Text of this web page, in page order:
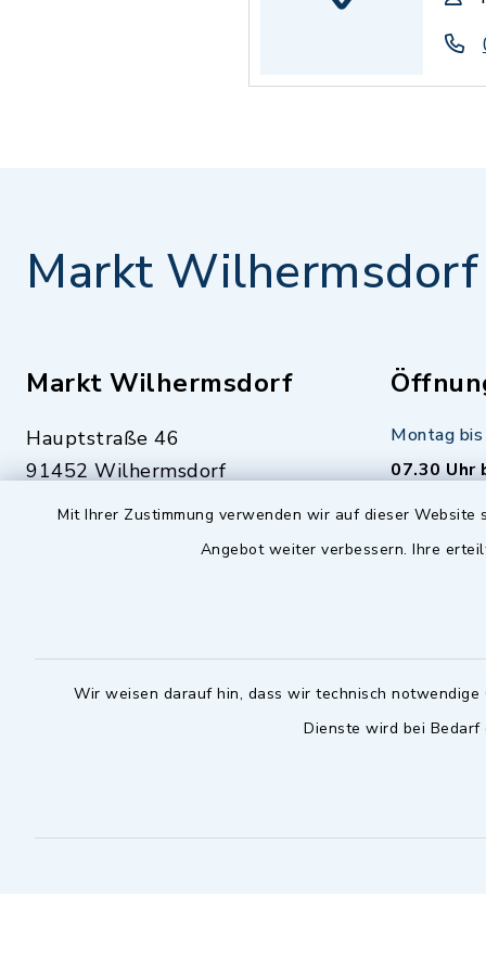
Mit Ihrer Zustimmung verwenden wir auf dieser
Angebot weiter verbessern. Ihre
Wir weisen darauf hin, dass wir technisch
Dienste wird bei
Markt Wilhermsdorf
Markt Wilhermsdorf
Hauptstraße 46
91452 Wilhermsdorf
09102 9958-0
09102 9958-111
Notfallnummer Bauhof
Montag
07.30 Uhr
Dienstag
16.30 bis
möglich -